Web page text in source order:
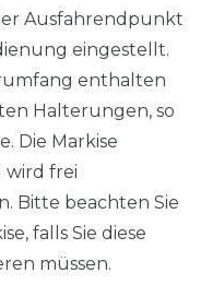
Ausfahrendpunkt
eingestellt.
enthalten
Halterungen, so
Die Markise
wird frei
Bitte beachten Sie
falls Sie diese
müssen.